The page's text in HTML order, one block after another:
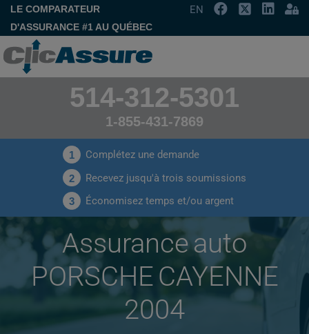
LE COMPARATEUR
D'ASSURANCE #1 AU QUÉBEC
EN
514-312-5301
1-855-431-7869
1 Complétez une demande
2 Recevez jusqu'à trois soumissions
3 Économisez temps et/ou argent
Assurance auto
PORSCHE CAYENNE
2004